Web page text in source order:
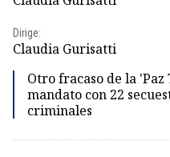
Dirige:
Claudia Gurisatti
Otro fracaso de la
mandato con 22
criminales